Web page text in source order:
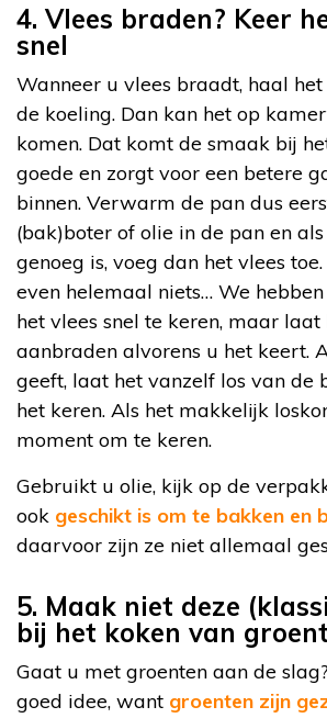
4. Vlees braden? Keer
snel
Wanneer u vlees braadt, haal
de koeling. Dan kan het op
komen. Dat komt de smaak bij
goede en zorgt voor een betere
binnen. Verwarm de pan dus
(bak)boter of olie in de pan en
genoeg is, voeg dan het vlees
even helemaal niets… We
het vlees snel te keren, maar laat
aanbraden alvorens u het keert.
geeft, laat het vanzelf los van de
het keren. Als het makkelijk
moment om te keren.
Gebruikt u olie, kijk op de
ook geschikt is om te bakken en
daarvoor zijn ze niet allemaal
5. Maak niet deze
bij het koken van
Gaat u met groenten aan de
goed idee, want groenten zijn